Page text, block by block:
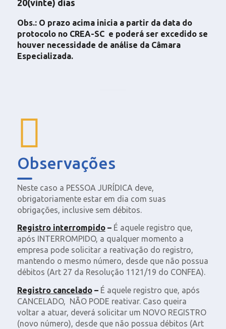
20(vinte) dias
Obs.: O prazo acima inicia a partir da data do
protocolo no CREA-SC e poderá ser excedido se
houver necessidade de análise da Câmara
Especializada.
Observações
Neste caso a PESSOA JURÍDICA deve,
obrigatoriamente estar em dia com suas
obrigações, inclusive sem débitos.
Registro interrompido– É aquele registro que,
após INTERROMPIDO, a qualquer momento a
empresa pode solicitar a reativação do registro,
mantendo o mesmo número, desde que não possua
débitos (Art 27 da Resolução 1121/19 do CONFEA).
Registro cancelado– É aquele registro que, após
CANCELADO, NÃO PODE reativar. Caso queira
voltar a atuar, deverá solicitar um NOVO REGISTRO
(novo número), desde que não possua débitos (Art